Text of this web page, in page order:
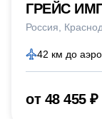
ГРЕЙС
Россия
42 км до
от 48 455 ₽